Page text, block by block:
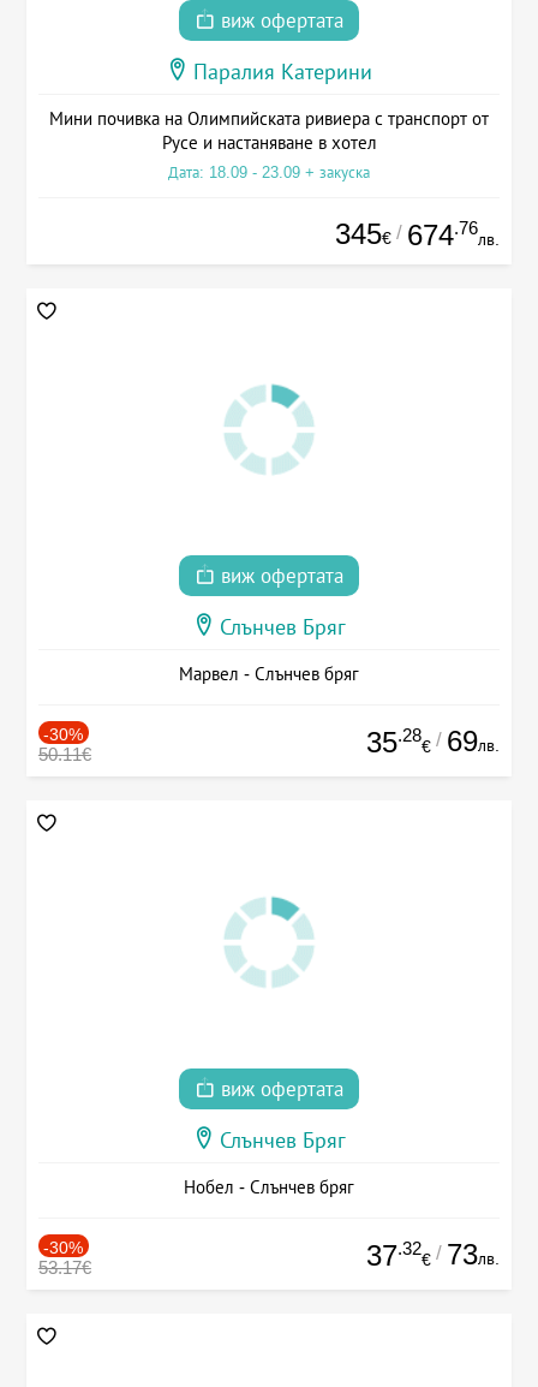
виж офертата
Паралия Катерини
Мини почивка на Олимпийската ривиера с транспорт от
Русе и настаняване в хотел
Дата: 18.09 - 23.09 + закуска
345€ / 674.76
лв.
виж офертата
Слънчев Бряг
Марвел - Слънчев бряг
-30%
50.11€ 35.28
€ / 69лв.
виж офертата
Слънчев Бряг
Нобел - Слънчев бряг
-30%
53.17€ 37.32
€ / 73лв.